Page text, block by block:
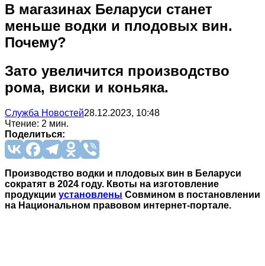
В магазинах Беларуси станет
меньше водки и плодовых вин.
Почему?
Зато увеличится производство
рома, виски и коньяка.
Служба Новостей28.12.2023, 10:48
Чтение: 2 мин.
Поделиться:
Производство водки и плодовых вин в Беларуси
сократят в 2024 году. Квоты на изготовление
продукции установлены Совмином в постановлении
на Национальном правовом интернет-портале.